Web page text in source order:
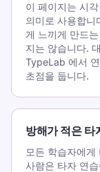
이 페이지는 시
의미로 사용합니
게 느끼게 만드
지는 않습니다.
TypeLab 에서
초점을 둡니다.
방해가 적은 타
모든 학습자에
사람은 타자 연